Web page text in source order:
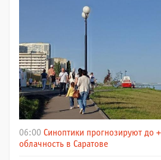
06:00 Синоптики прогнозируют до
облачность в Саратове